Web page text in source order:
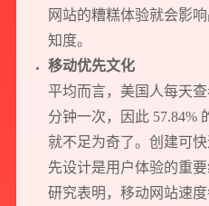
网站的糟糕体验就会影
知度。
移动优先文化
平均而言，美国人每天
分钟一次，因此 57.84%
就不足为奇了。创建可
先设计是用户体验的重要
研究表明，移动网站速